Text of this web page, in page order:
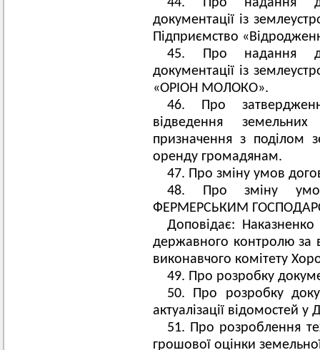
44. Про надання
документації із
Підприємство
45. Про надання
документації із
«ОРІОН МОЛОКО».
46. Про
відведення
призначення з поділом
оренду громадянам.
47. Про зміну умов
48. Про зміну
ФЕРМЕРСЬКИМ
Доповідає:
державного контролю за
виконавчого комітету
49. Про розробку
50. Про розробку
актуалізації відомостей у
51. Про розроблення
грошової оцінки